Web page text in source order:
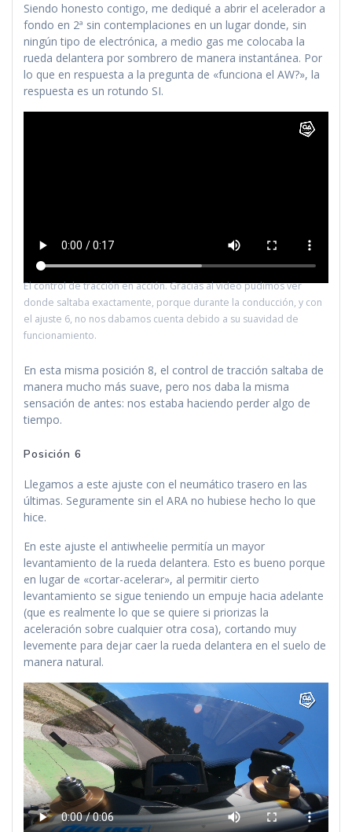
Siendo honesto contigo, me dediqué a abrir el acelerador a
fondo en 2ª sin contemplaciones en un lugar donde, sin
ningún tipo de electrónica, a medio gas me colocaba la
rueda delantera por sombrero de manera instantánea. Por
lo que en respuesta a la pregunta de «funciona el AW?», la
respuesta es un rotundo SI.
El control de tracción en acción. Gracias al video pudimos ver
donde saltaba exactamente, porque durante la conducción, y con
el ajuste 6, no nos dabamos cuenta debido a su suavidad de
funcionamiento.
En esta misma posición 8, el control de tracción saltaba de
manera mucho más suave, pero nos daba la misma
sensación de antes: nos estaba haciendo perder algo de
tiempo.
Posición 6
Llegamos a este ajuste con el neumático trasero en las
últimas. Seguramente sin el ARA no hubiese hecho lo que
hice.
En este ajuste el antiwheelie permitía un mayor
levantamiento de la rueda delantera. Esto es bueno porque
en lugar de «cortar-acelerar», al permitir cierto
levantamiento se sigue teniendo un empuje hacia adelante
(que es realmente lo que se quiere si priorizas la
aceleración sobre cualquier otra cosa), cortando muy
levemente para dejar caer la rueda delantera en el suelo de
manera natural.